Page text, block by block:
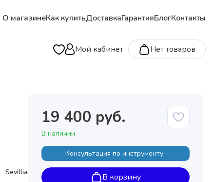
О магазинеКак купитьДоставкаГарантияБлогКонтакты
Мой кабинет Нет товаров
Sevillia
19 400 руб.
В наличии
Консультация по инструменту
В корзину